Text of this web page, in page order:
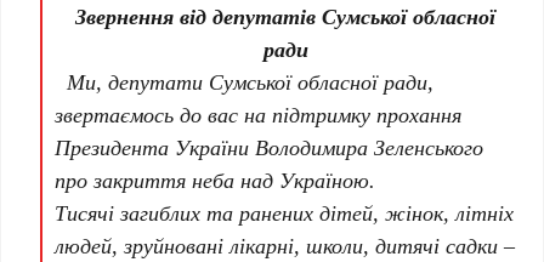
Звернення від депутатів Сумської обласної
ради
Ми, депутати Сумської обласної ради,
звертаємось до вас на підтримку прохання
Президента України Володимира Зеленського
про закриття неба над Україною.
Тисячі загиблих та ранених дітей, жінок, літніх
людей, зруйновані лікарні, школи, дитячі садки –